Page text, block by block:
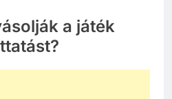
a játék